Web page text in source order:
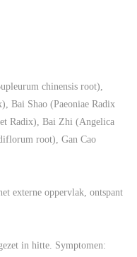
chinensis root),
Bai Shao (Paeoniae Radix
Radix), Bai Zhi (Angelica
root), Gan Cao
externe oppervlak, ontspant
in hitte. Symptomen: